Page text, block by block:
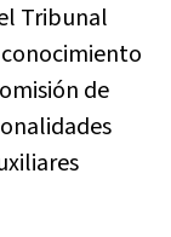
Tribunal
de